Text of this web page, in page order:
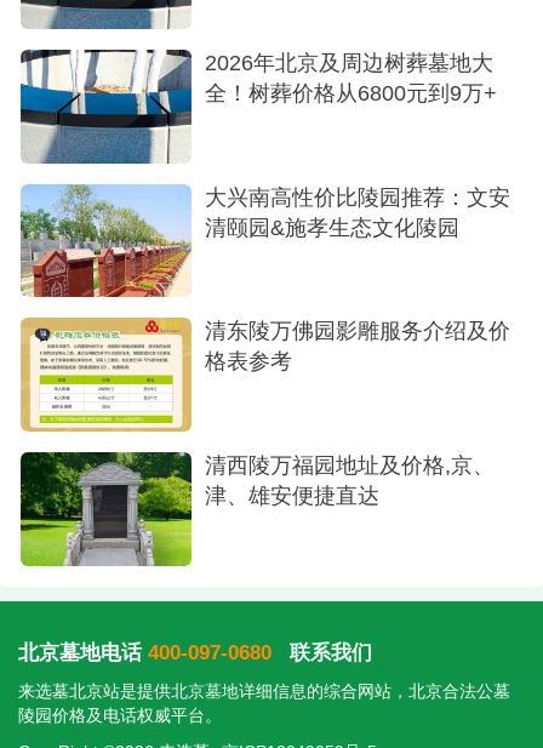
的艺术品，极大地彰显了家族身份并对逝者表达了
至高无上的尊崇。
中华永久陵园最受认可的墓型贯穿了低、中、
高各档次，无论是心系自然的生态葬、大众青睐的
艺术卧碑，还是彰显尊荣的豪华墓型，其核心价值
都在于陵园为不同需求的家庭提供了充分选择，并
以专业的管理和优美的环境，让每一份生命的告别
都得到应有的尊重与体面。
2026年北京及周边树葬墓地大
全！树葬价格从6800元到9万+
大兴南高性价比陵园推荐：文安
清颐园&施孝生态文化陵园
清东陵万佛园影雕服务介绍及价
格表参考
清西陵万福园地址及价格,京、
津、雄安便捷直达
北京墓地电话 400-097-0680 联系我们
来选墓北京站是提供北京墓地详细信息的综合网站，北京合法公墓
陵园价格及电话权威平台。